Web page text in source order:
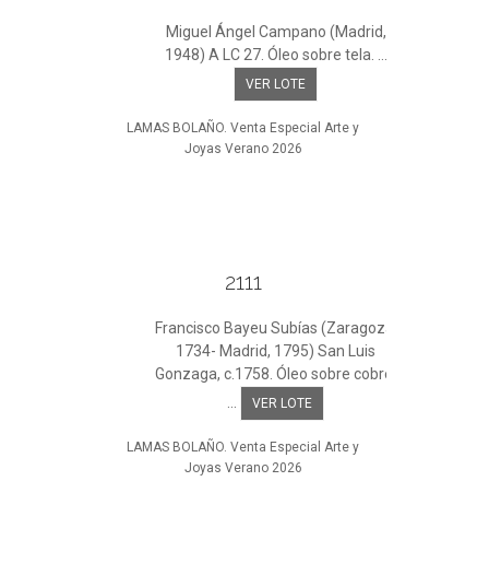
Miguel Ángel Campano (Madrid,
1948) A LC 27. Óleo sobre tela. ...
VER LOTE
LAMAS BOLAÑO. Venta Especial Arte y
Joyas Verano 2026
2111
Francisco Bayeu Subías (Zaragoza,
1734- Madrid, 1795) San Luis
Gonzaga, c.1758. Óleo sobre cobre.
VER LOTE
LAMAS BOLAÑO. Venta Especial Arte y
Joyas Verano 2026